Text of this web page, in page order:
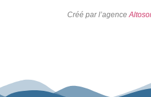
Créé par l’agence